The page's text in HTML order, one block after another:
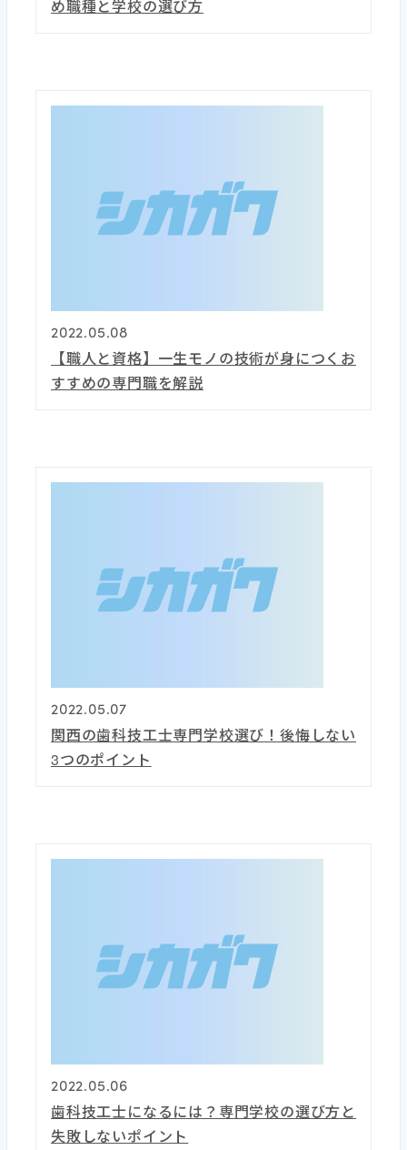
め職種と学校の選び方
2022.05.08
【職人と資格】一生モノの技術が身につくお
すすめの専門職を解説
2022.05.07
関西の歯科技工士専門学校選び！後悔しない
3つのポイント
2022.05.06
歯科技工士になるには？専門学校の選び方と
失敗しないポイント